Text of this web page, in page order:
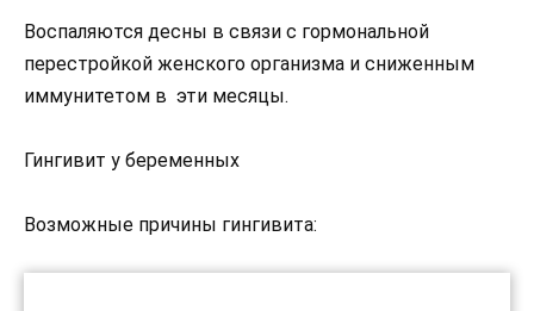
Воспаляются десны в связи с гормональной
перестройкой женского организма и сниженным
иммунитетом в эти месяцы.
Гингивит у беременных
Возможные причины гингивита: